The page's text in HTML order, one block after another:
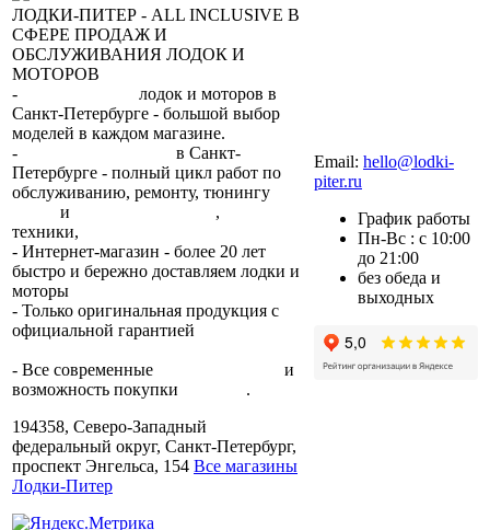
ЛОДКИ-ПИТЕР - ALL INCLUSIVE В
СФЕРЕ ПРОДАЖ И
ОБСЛУЖИВАНИЯ ЛОДОК И
МОТОРОВ
-
лодок и моторов в
Санкт-Петербурге - большой выбор
моделей в каждом магазине.
-
в Санкт-
Петербурге - полный цикл работ по
обслуживанию, ремонту, тюнингу
и ,
техники,
- Интернет-магазин - более 20 лет
быстро и бережно доставляем лодки и
моторы
- Только оригинальная продукция с
официальной гарантией
- Все современные
и
возможность покупки
.
194358, Северо-Западный
федеральный округ, Санкт-Петербург,
проспект Энгельса, 154 Все магазины
Лодки-Питер
Email: hello@lodki-
piter.ru
График работы
Пн-Вс : с 10:00
до 21:00
без обеда и
выходных